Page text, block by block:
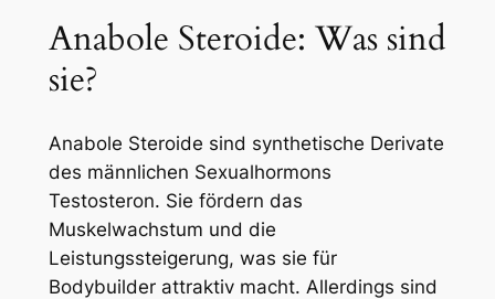
Anabole Steroide: Was sind
sie?
Anabole Steroide sind synthetische Derivate
des männlichen Sexualhormons
Testosteron. Sie fördern das
Muskelwachstum und die
Leistungssteigerung, was sie für
Bodybuilder attraktiv macht. Allerdings sind